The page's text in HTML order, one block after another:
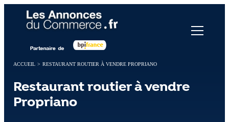
ACCUEIL > RESTAURANT ROUTIER À VENDRE PROPRIANO
Restaurant routier à vendre
Propriano
Panneau de gestion des cookies